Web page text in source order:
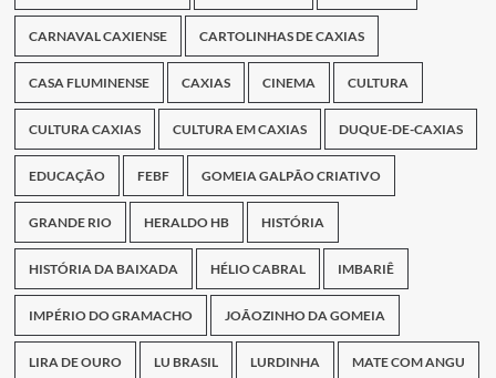
CARNAVAL CAXIENSE CARTOLINHAS DE CAXIAS
CASA FLUMINENSE CAXIAS CINEMA CULTURA
CULTURA CAXIAS CULTURA EM CAXIAS DUQUE-DE-CAXIAS
EDUCAÇÃO FEBF GOMEIA GALPÃO CRIATIVO
GRANDE RIO HERALDO HB HISTÓRIA
HISTÓRIA DA BAIXADA HÉLIO CABRAL IMBARIÊ
IMPÉRIO DO GRAMACHO JOÃOZINHO DA GOMEIA
LIRA DE OURO LU BRASIL LURDINHA MATE COM ANGU